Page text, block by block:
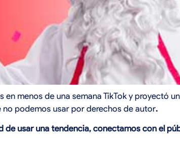
menos de una semana TikTok y proyectó
podemos usar por derechos de autor.
de usar una tendencia, conectamos con el